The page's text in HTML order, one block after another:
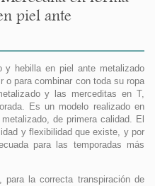
piel ante
y hebilla en piel ante metalizado
o para combinar con toda su ropa
y las merceditas en T,
Es un modelo realizado en
de primera calidad. El
y flexibilidad que existe, y por
para las temporadas más
la correcta transpiración de